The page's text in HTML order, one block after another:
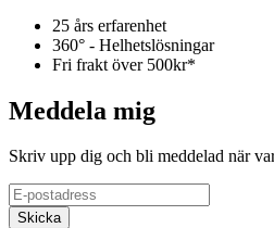
25 års erfarenhet
360° - Helhetslösningar
Fri frakt över 500kr*
Meddela mig
Skriv upp dig och bli meddelad när
Skicka